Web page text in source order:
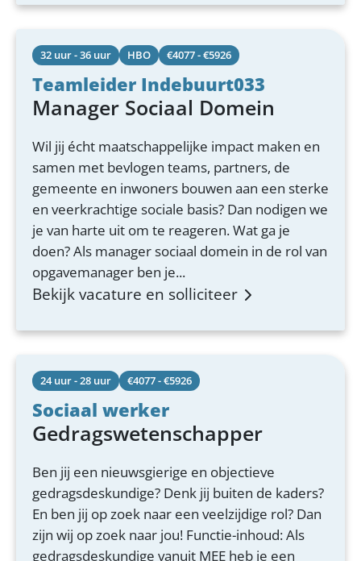
32 uur - 36 uur HBO €4077 - €5926
Teamleider Indebuurt033
Manager Sociaal Domein
Wil jij écht maatschappelijke impact maken en
samen met bevlogen teams, partners, de
gemeente en inwoners bouwen aan een sterke
en veerkrachtige sociale basis? Dan nodigen we
je van harte uit om te reageren. Wat ga je
doen? Als manager sociaal domein in de rol van
opgavemanager ben je...
Bekijk vacature en solliciteer
24 uur - 28 uur €4077 - €5926
Sociaal werker
Gedragswetenschapper
Ben jij een nieuwsgierige en objectieve
gedragsdeskundige? Denk jij buiten de kaders?
En ben jij op zoek naar een veelzijdige rol? Dan
zijn wij op zoek naar jou! Functie-inhoud: Als
gedragsdeskundige vanuit MEE heb je een